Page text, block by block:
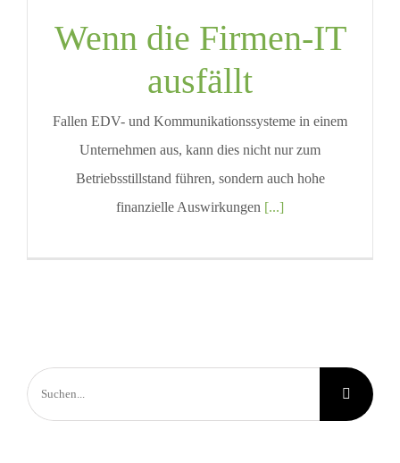
Wenn die Firmen-IT
ausfällt
Fallen EDV- und Kommunikationssysteme in einem
Unternehmen aus, kann dies nicht nur zum
Betriebsstillstand führen, sondern auch hohe
finanzielle Auswirkungen [...]
Suche
nach: